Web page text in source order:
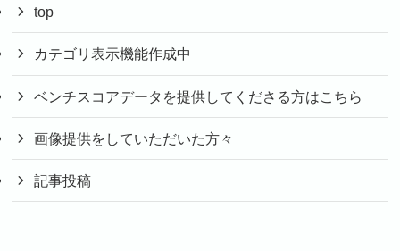
top
カテゴリ表示機能作成中
ベンチスコアデータを提供してくださる方はこちら
画像提供をしていただいた方々
記事投稿